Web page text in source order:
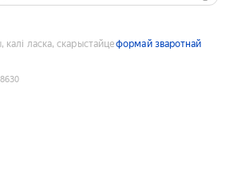
калі ласка, скарыстайцеформай зваротнай